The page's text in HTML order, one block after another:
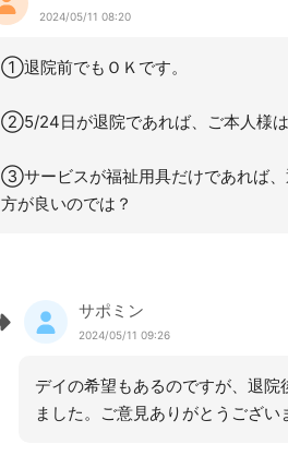
2024/05/11 08:20
①退院前でもＯＫです。
②5/24日が退院であれば、ご本人様は
③サービスが福祉用具だけであれば
方が良いのでは？
サポミン
2024/05/11 09:26
デイの希望もあるのですが、退
ました。ご意見ありがとうござい